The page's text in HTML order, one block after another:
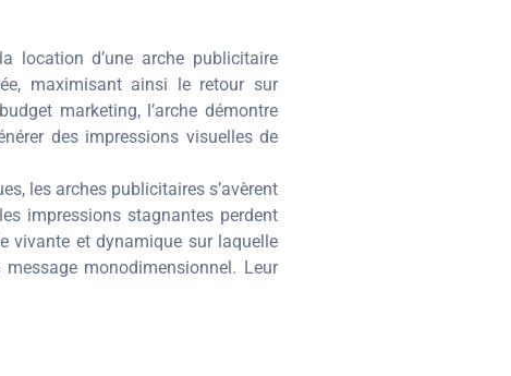
location d’une arche publicitaire
maximisant ainsi le retour sur
marketing, l’arche démontre
des impressions visuelles de
les arches publicitaires s’avèrent
impressions stagnantes perdent
vivante et dynamique sur laquelle
monodimensionnel. Leur